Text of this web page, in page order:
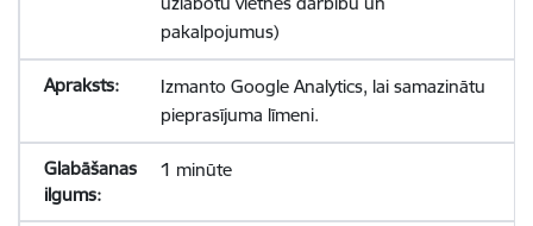
pakalpojumus)
Izmanto Google Analytics, lai samazinātu
pieprasījuma līmeni.
1 minūte